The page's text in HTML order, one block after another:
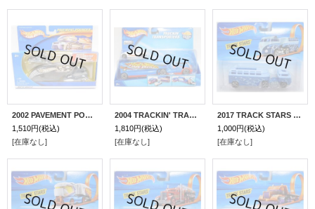
2002 PAVEMENT POUNDER 【SCORCHIN SCOOTER】 BLACK/3SP
1,510円(税込)
[在庫なし]
2004 TRACKIN' TRANSPORTER【BALLISTIK】 RACE TEAM WHITE/5Y (HOT WHEELS RACING TEAM)
1,810円(税込)
[在庫なし]
2017 TRACK STARS 【CUSTOM VOLKSWAGEN HAULER】 LT.BLUE/O5 (予約不可)
1,000円(税込)
[在庫なし]